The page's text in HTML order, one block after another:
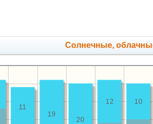
Cолнечные,
10
12
20
19
11